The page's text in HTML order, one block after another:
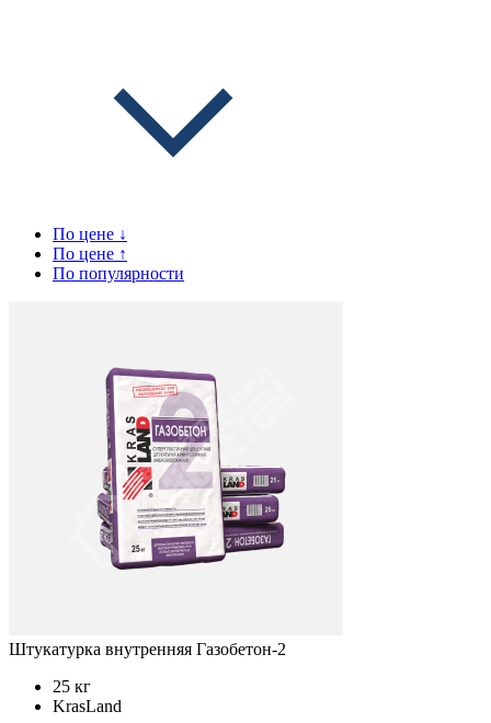
По цене ↓
По цене ↑
По популярности
Штукатурка внутренняя Газобетон-2
25 кг
KrasLand